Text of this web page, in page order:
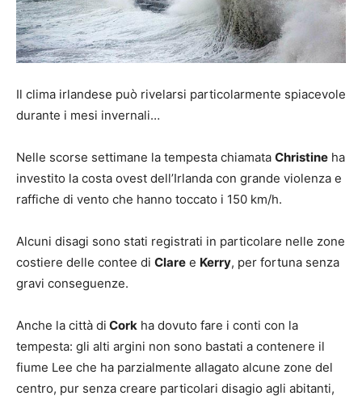
Il clima irlandese può rivelarsi particolarmente spiacevole
durante i mesi invernali…
Nelle scorse settimane la tempesta chiamata Christine ha
investito la costa ovest dell’Irlanda con grande violenza e
raffiche di vento che hanno toccato i 150 km/h.
Alcuni disagi sono stati registrati in particolare nelle zone
costiere delle contee di Clare e Kerry, per fortuna senza
gravi conseguenze.
Anche la città di Cork ha dovuto fare i conti con la
tempesta: gli alti argini non sono bastati a contenere il
fiume Lee che ha parzialmente allagato alcune zone del
centro, pur senza creare particolari disagio agli abitanti,